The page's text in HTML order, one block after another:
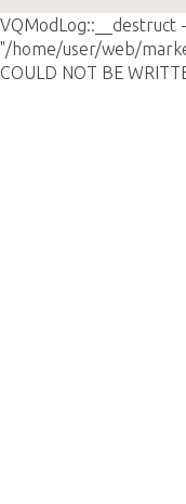
VQModLog::__destruct -
"/home/user/web/
COULD NOT BE